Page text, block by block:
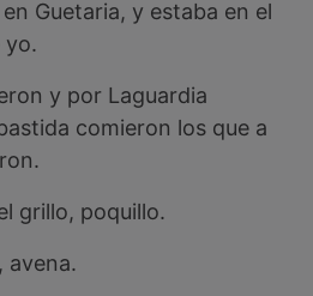
Guetaria, y estaba en el
yo.
y por Laguardia
comieron los que a
grillo, poquillo.
avena.